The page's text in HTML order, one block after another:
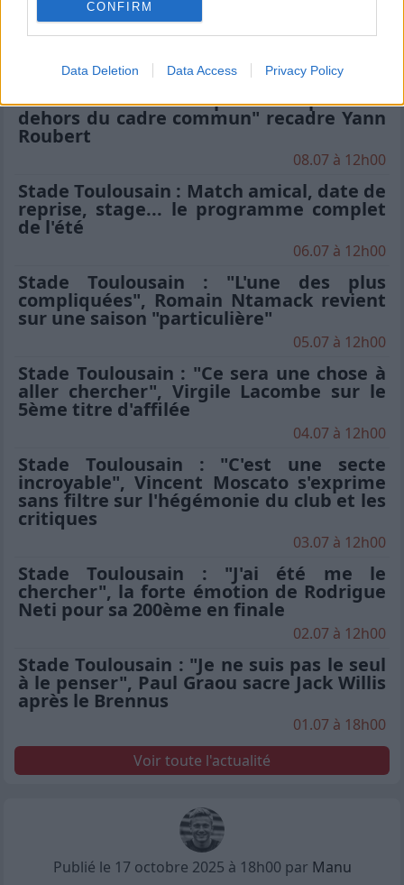
CONFIRM
Data Deletion Data Access Privacy Policy
Ntamack savoure sa tournée avec le XV
de France
Stade Toulousain : "Un beau champion"
mais "aucun club ne peut être placé en
dehors du cadre commun" recadre Yann
Roubert
08.07 à 12h00
Stade Toulousain : Match amical, date de
reprise, stage... le programme complet
de l'été
06.07 à 12h00
Stade Toulousain : "L'une des plus
compliquées", Romain Ntamack revient
sur une saison "particulière"
05.07 à 12h00
Stade Toulousain : "Ce sera une chose à
aller chercher", Virgile Lacombe sur le
5ème titre d'affilée
04.07 à 12h00
Stade Toulousain : "C'est une secte
incroyable", Vincent Moscato s'exprime
sans filtre sur l'hégémonie du club et les
critiques
03.07 à 12h00
Stade Toulousain : "J'ai été me le
chercher", la forte émotion de Rodrigue
Neti pour sa 200ème en finale
02.07 à 12h00
Stade Toulousain : "Je ne suis pas le seul
à le penser", Paul Graou sacre Jack Willis
après le Brennus
01.07 à 18h00
Voir toute l'actualité
Publié le 17 octobre 2025 à 18h00 par Manu